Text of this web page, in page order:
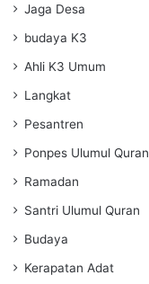
Jaga Desa
budaya K3
Ahli K3 Umum
Langkat
Pesantren
Ponpes Ulumul Quran
Ramadan
Santri Ulumul Quran
Budaya
Kerapatan Adat